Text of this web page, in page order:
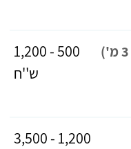
500 - 1,200
ש''ח
1,200 - 3,500